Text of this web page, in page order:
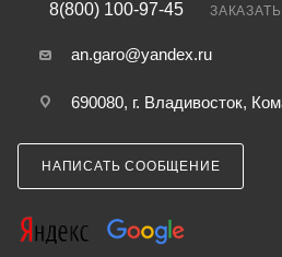
8(800) 100-97-45
an.garo@yandex.ru
690080, г. Владивосток,
НАПИСАТЬ СООБЩЕНИЕ